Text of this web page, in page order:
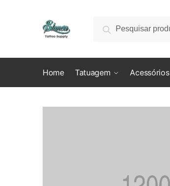
por:
Pesquisar
Home Tatuagem Acessórios